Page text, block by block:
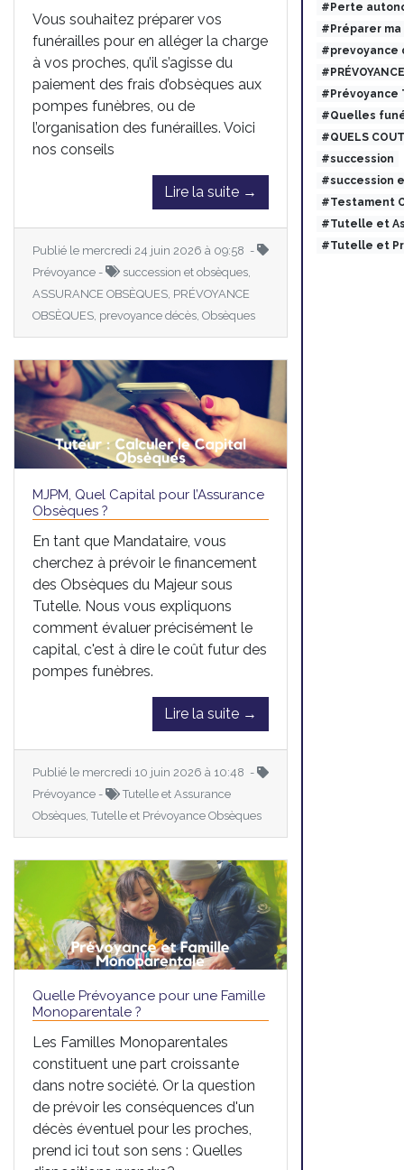
Vous souhaitez préparer vos
funérailles pour en alléger la charge
à vos proches, qu’il s’agisse du
paiement des frais d’obsèques aux
pompes funèbres, ou de
l’organisation des funérailles. Voici
nos conseils
Lire la suite →
Publié le mercredi 24 juin 2026 à 09:58 -
Prévoyance -
succession et obsèques,
ASSURANCE OBSÈQUES, PRÉVOYANCE
OBSÈQUES, prevoyance décès, Obsèques
MJPM, Quel Capital pour l’Assurance
Obsèques ?
En tant que Mandataire, vous
cherchez à prévoir le financement
des Obsèques du Majeur sous
Tutelle. Nous vous expliquons
comment évaluer précisément le
capital, c'est à dire le coût futur des
pompes funèbres.
Lire la suite →
Publié le mercredi 10 juin 2026 à 10:48 -
Prévoyance -
Tutelle et Assurance
Obsèques, Tutelle et Prévoyance Obsèques
Quelle Prévoyance pour une Famille
Monoparentale ?
Les Familles Monoparentales
constituent une part croissante
dans notre société. Or la question
de prévoir les conséquences d'un
décès éventuel pour les proches,
prend ici tout son sens : Quelles
#Perte
#Préparer ma
#prevoyance
#Prévoyance
#Quelles
#QUELS
#succession
#succession
#Testament
#Tutelle et
#Tutelle et